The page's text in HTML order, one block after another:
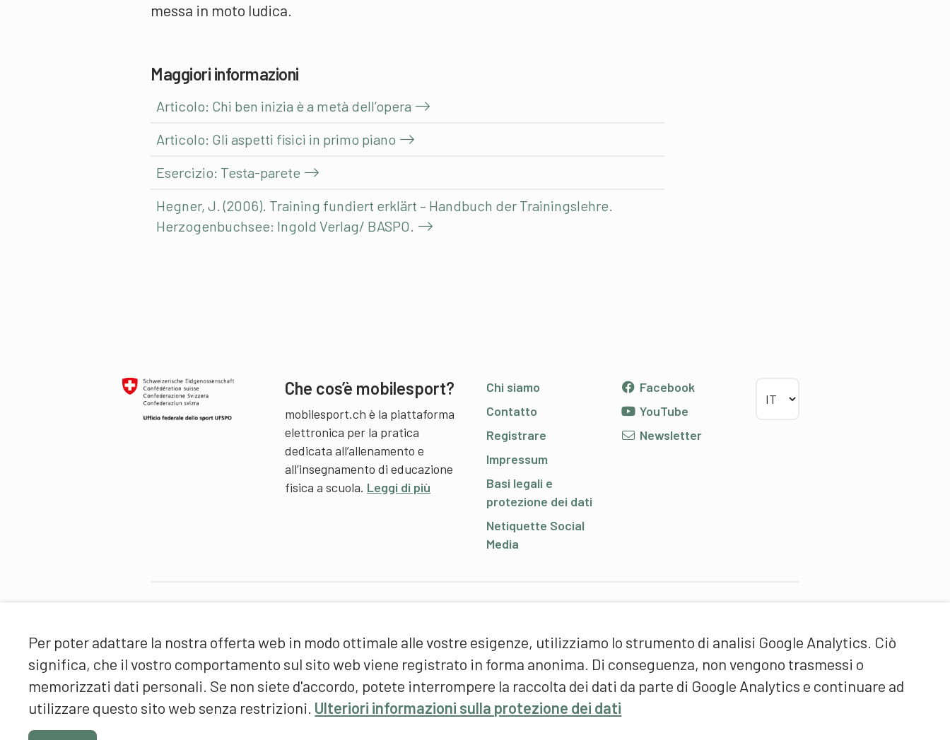
Per poter adattare la nostra offerta web in modo ottimale alle vostre esigenze, utilizziamo lo strumento di analisi Google Analytics. Ciò
significa, che il vostro comportamento sul sito web viene registrato in forma anonima. Di conseguenza, non vengono trasmessi o
memorizzati dati personali. Se non siete d'accordo, potete interrompere la raccolta dei dati da parte di Google Analytics e continuare ad
utilizzare questo sito web senza restrizioni. Ulteriori informazioni sulla protezione dei dati
messa in moto ludica.
Maggiori informazioni
Articolo: Chi ben inizia è a metà dell’opera
Articolo: Gli aspetti fisici in primo piano
Esercizio: Testa-parete
Hegner, J. (2006). Training fundiert erklärt – Handbuch der Trainingslehre.
Herzogenbuchsee: Ingold Verlag/ BASPO.
Che cos’è mobilesport?
mobilesport.ch è la piattaforma
elettronica per la pratica
dedicata all’allenamento e
all’insegnamento di educazione
fisica a scuola. Leggi di più
Chi siamo
Contatto
Registrare
Impressum
Basi legali e
protezione dei dati
Netiquette Social
Media
Facebook
YouTube
Newsletter
Scuola universitaria federale
dello Sport Macolin SUFSM
(DE/FR)